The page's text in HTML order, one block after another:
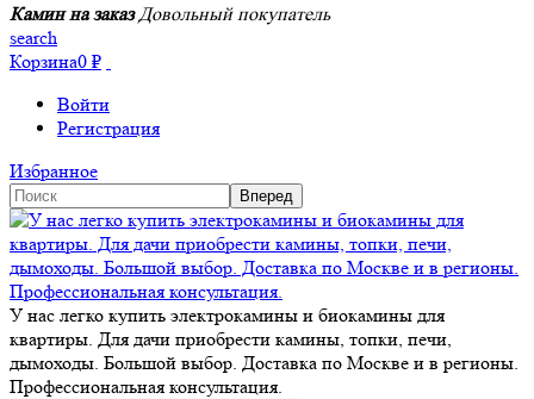
Камин на заказ Довольный покупатель
search
Корзина0 ₽
Войти
Регистрация
Избранное
У нас легко купить электрокамины и биокамины для
квартиры. Для дачи приобрести камины, топки, печи,
дымоходы. Большой выбор. Доставка по Москве и в регионы.
Профессиональная консультация.